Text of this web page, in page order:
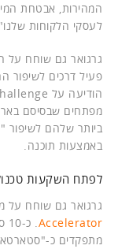
המהירות, אבטחת
לעסקי הלקוחות
גרגואר גם שוחח על
מפתחים שבסיסם
ביותר שלהם לשיפור
באמצעות תוכנה.
לפתח השקעות
גרגואר גם שוחח
Accelerator
.